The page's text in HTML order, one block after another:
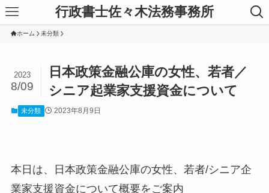
行政書士佐々木法務事務所
ホーム 未分類
日本政策金融公庫の女性、若者／
シニア起業家支援資金について
2023
8/09
未分類 2023年8月9日
本日は、日本政策金融公庫の女性、若者/シニア企
業家支援資金について概要をご案内